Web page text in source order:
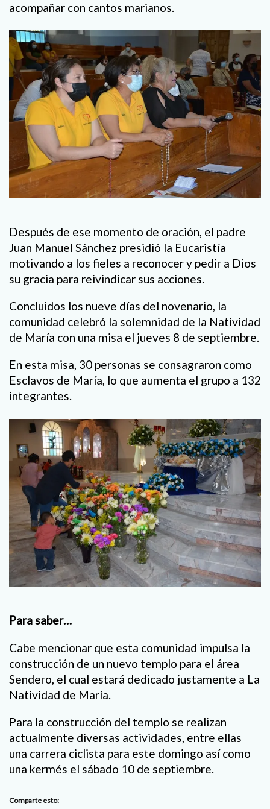
acompañar con cantos marianos.
Después de ese momento de oración, el padre
Juan Manuel Sánchez presidió la Eucaristía
motivando a los fieles a reconocer y pedir a Dios
su gracia para reivindicar sus acciones.
Concluidos los nueve días del novenario, la
comunidad celebró la solemnidad de la Natividad
de María con una misa el jueves 8 de septiembre.
En esta misa, 30 personas se consagraron como
Esclavos de María, lo que aumenta el grupo a 132
integrantes.
Para saber…
Cabe mencionar que esta comunidad impulsa la
construcción de un nuevo templo para el área
Sendero, el cual estará dedicado justamente a La
Natividad de María.
Para la construcción del templo se realizan
actualmente diversas actividades, entre ellas
una carrera ciclista para este domingo así como
una kermés el sábado 10 de septiembre.
Comparte esto: